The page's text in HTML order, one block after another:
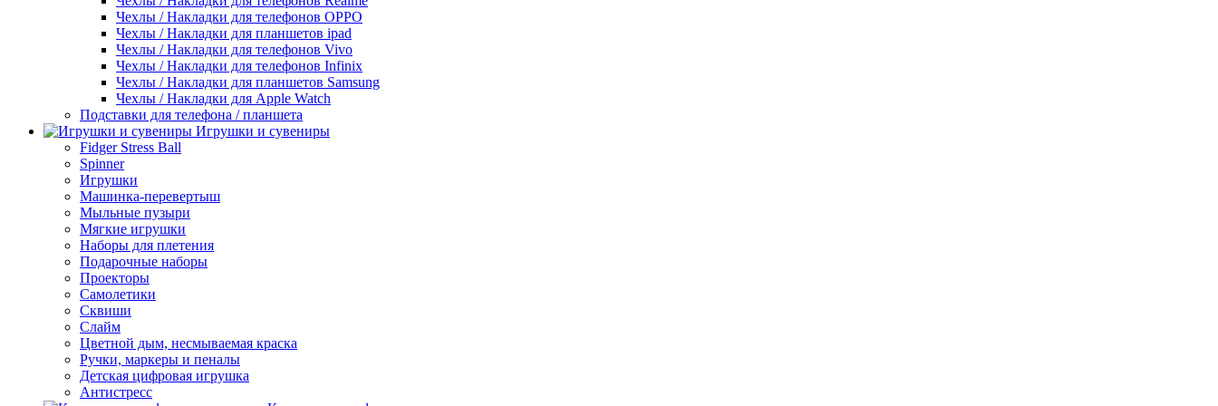
Чехлы / Накладки для телефонов OPPO
Чехлы / Накладки для планшетов ipad
Чехлы / Накладки для телефонов Vivo
Чехлы / Накладки для телефонов Infinix
Чехлы / Накладки для планшетов Samsung
Чехлы / Накладки для Apple Watch
Подставки для телефона / планшета
Игрушки и сувениры
Fidger Stress Ball
Spinner
Игрушки
Машинка-перевертыш
Мыльные пузыри
Мягкие игрушки
Наборы для плетения
Подарочные наборы
Проекторы
Самолетики
Сквиши
Слайм
Цветной дым, несмываемая краска
Ручки, маркеры и пеналы
Детская цифровая игрушка
Антистресс